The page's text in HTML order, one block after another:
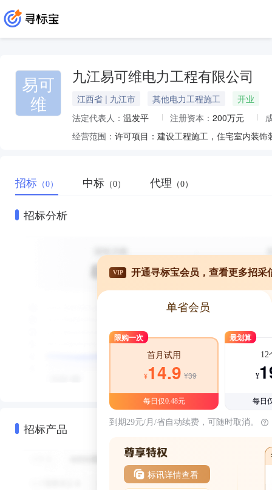
易可
维
九江易可维电力工程有限公司
江西省 | 九江市 其他电力工程施工
开业
法定代表人： 温发平 注册资本： 200万元
经营范围：
招标 （0） 中标 （0） 代理 （0）
招标分析
招标产品
VIP 开通寻标宝会员，查看更多招采
单省会员
限购一次
首月试用
¥14.9 ¥39
每日仅0.48元
最划算
12
¥
每日
到期29元/月/省自动续费，可随时取消。
标讯详情查看